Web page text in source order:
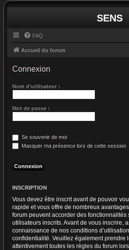
SENS
FAQ
Accueil du forum
Connexion
Nom d’utilisateur :
Mot de passe :
Se souvenir de moi
Masquer ma présence lors de cette session
INSCRIPTION
Vous devez être inscrit avant de pouvoir
rapide et vous offre de nombreux
forum peuvent accorder des
utilisateurs inscrits. Avant de vous inscrire,
connaissance de nos conditions
confidentialité. Veuillez également prendre
attentivement toutes les règles du forum